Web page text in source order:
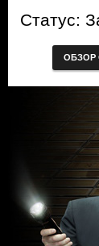
Статус:
ОБЗОР